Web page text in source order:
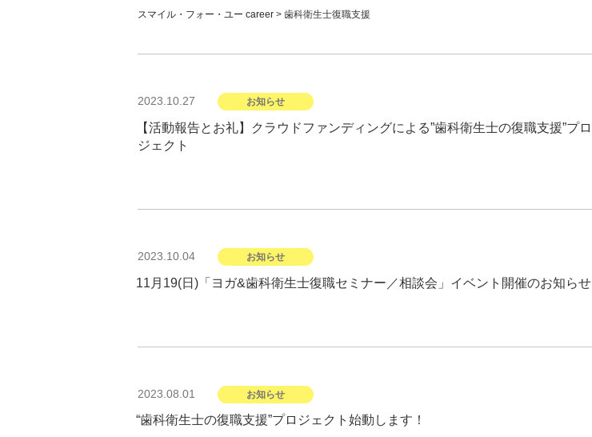
スマイル・フォー・ユー career > 歯科衛生士復職支援
投
日:
2023.10.27 お知らせ
【活動報告とお礼】クラウドファンディングによる”歯科衛生士の復職支援”プロ
ジェクト
投
日:
2023.10.04 お知らせ
11月19(日)「ヨガ&歯科衛生士復職セミナー／相談会」イベント開催のお知らせ
投
日:
2023.08.01 お知らせ
“歯科衛生士の復職支援”プロジェクト始動します！